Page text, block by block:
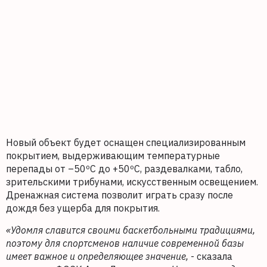
Новый объект будет оснащен специализированным
покрытием, выдерживающим температурные
перепады от –50ºС до +50ºС, раздевалками, табло,
зрительскими трибунами, искусственным освещением.
Дренажная система позволит играть сразу после
дождя без ущерба для покрытия.
«Удомля славится своими баскетбольными традициями,
поэтому для спортсменов наличие современной базы
имеет важное и определяющее значение, - сказала